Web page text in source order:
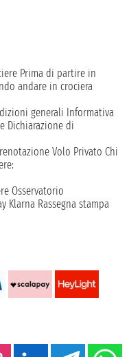
Prima di partire in
andare in crociera
generali Informativa
Dichiarazione di
Volo Privato Chi
Osservatorio
Klarna Rassegna stampa